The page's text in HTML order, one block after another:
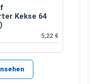
Kekse 64
5,22 €